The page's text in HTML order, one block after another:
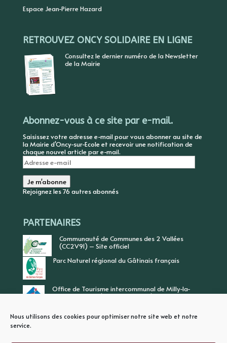
Nous utilisons des cookies pour optimiser notre site web et notre
service.
Espace Jean-Pierre Hazard
RETROUVEZ ONCY SOLIDAIRE EN LIGNE
Consultez le dernier numéro de la Newsletter
de la Mairie
Abonnez-vous à ce site par e-mail.
Saisissez votre adresse e-mail pour vous abonner au site de
la Mairie d'Oncy-sur-Ecole et recevoir une notification de
chaque nouvel article par e-mail.
Adresse
e-
mail
Je m'abonne
Rejoignez les 76 autres abonnés
PARTENAIRES
Communauté de Communes des 2 Vallées
(CC2V91) – Site officiel
Parc Naturel régional du Gâtinais français
Office de Tourisme intercommunal de Milly-la-
Forêt, Vallée de l’Ecole, Vallée de l’Essonne